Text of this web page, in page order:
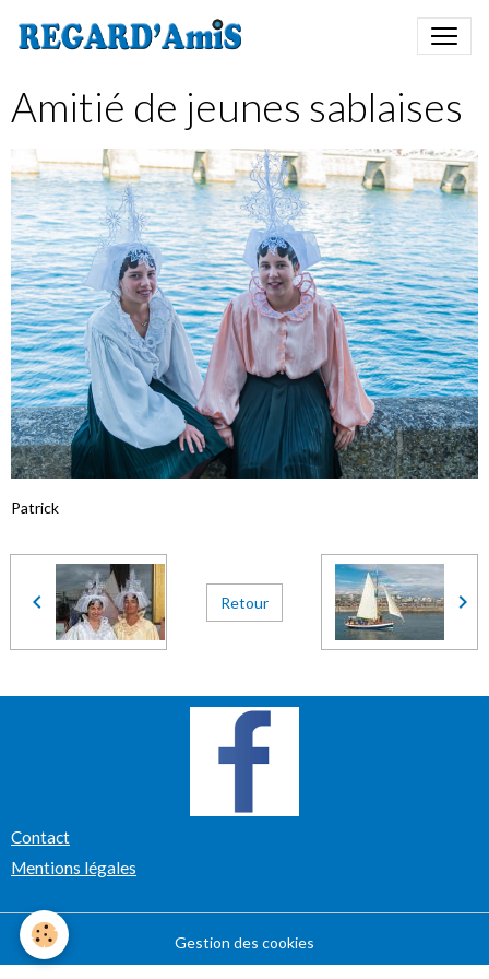
Amitié de jeunes sablaises
Patrick
Retour
Contact
Mentions légales
Gestion des cookies